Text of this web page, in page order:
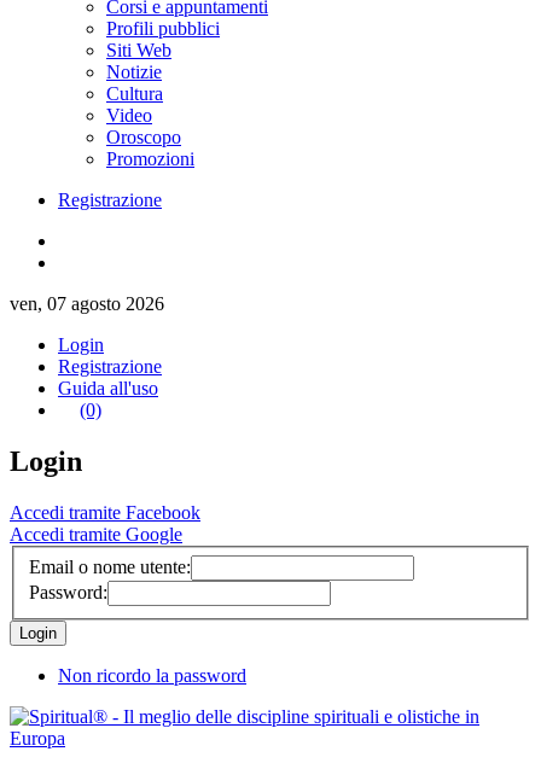
Corsi e appuntamenti
Profili pubblici
Siti Web
Notizie
Cultura
Video
Oroscopo
Promozioni
Registrazione
ven, 07 agosto 2026
Login
Registrazione
Guida all'uso
(0)
Login
Accedi tramite Facebook
Accedi tramite Google
Email o nome utente:
Password:
Non ricordo la password